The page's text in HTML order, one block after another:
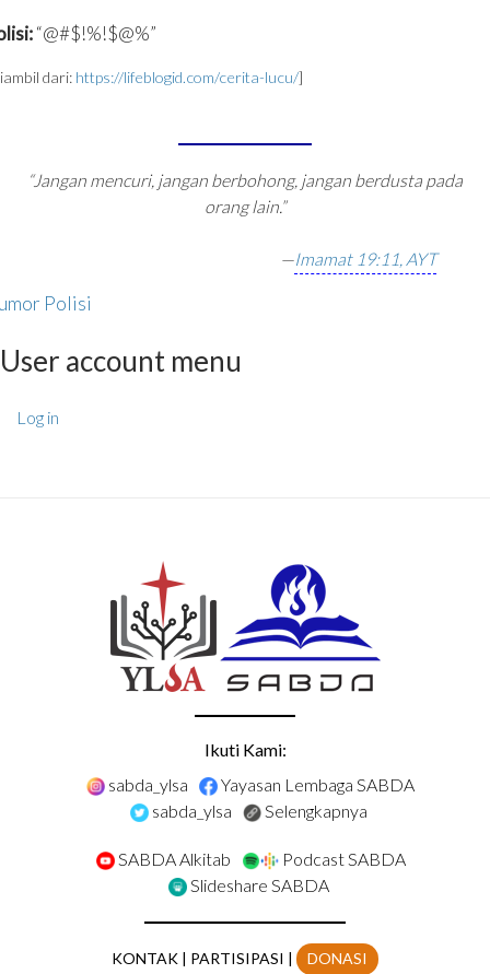
“@#$!%!$@%”
dari: https://lifeblogid.com/cerita-lucu/]
“Jangan mencuri, jangan berbohong, jangan berdusta pada
orang lain.”
—Imamat 19:11, AYT
Polisi
User account menu
Log in
Ikuti Kami:
sabda_ylsa
Yayasan Lembaga SABDA
sabda_ylsa
Selengkapnya
SABDA Alkitab
Podcast SABDA
Slideshare SABDA
KONTAK | PARTISIPASI | DONASI